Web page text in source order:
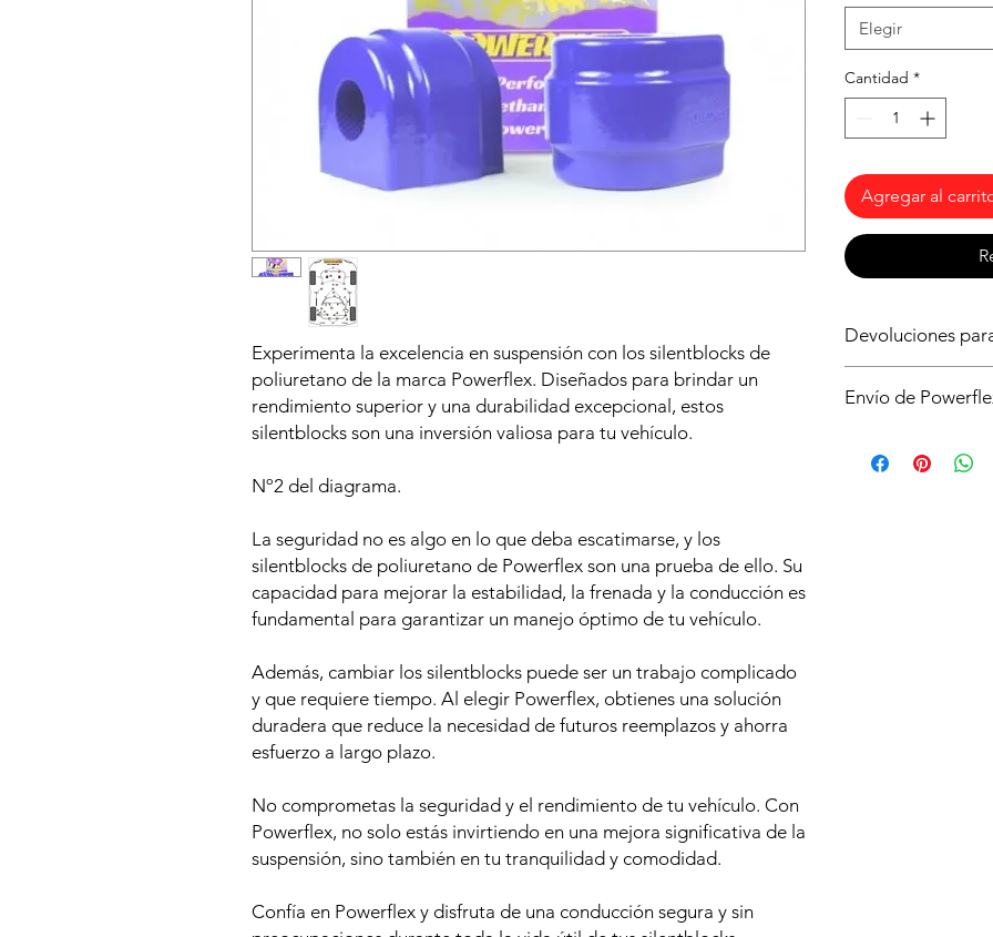
Experimenta la excelencia en suspensión con los silentblocks de
poliuretano de la marca Powerflex. Diseñados para brindar un
rendimiento superior y una durabilidad excepcional, estos
silentblocks son una inversión valiosa para tu vehículo.
Nº2 del diagrama.
La seguridad no es algo en lo que deba escatimarse, y los
silentblocks de poliuretano de Powerflex son una prueba de ello. Su
capacidad para mejorar la estabilidad, la frenada y la conducción es
fundamental para garantizar un manejo óptimo de tu vehículo.
Además, cambiar los silentblocks puede ser un trabajo complicado
y que requiere tiempo. Al elegir Powerflex, obtienes una solución
duradera que reduce la necesidad de futuros reemplazos y ahorra
esfuerzo a largo plazo.
No comprometas la seguridad y el rendimiento de tu vehículo. Con
Powerflex, no solo estás invirtiendo en una mejora significativa de la
suspensión, sino también en tu tranquilidad y comodidad.
Confía en Powerflex y disfruta de una conducción segura y sin
Elegir
Cantidad *
Agregar al
Devoluciones
para tu vehículo, si
condiciones y
Envío de
de powerflex en